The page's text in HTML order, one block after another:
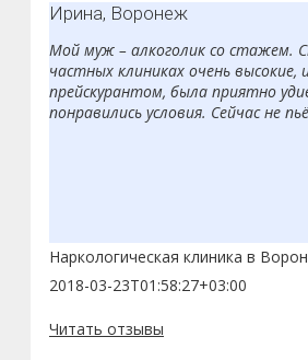
Ирина, Воронеж
Мой муж – алкоголик со стажем.
частных клиниках очень
прейскурантом, была приятно
понравились условия. Сейчас не
Наркологическая клиника в
2018-03-23T01:58:27+03:00
Читать отзывы